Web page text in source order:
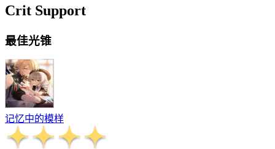
Crit Support
最佳光锥
记忆中的模样